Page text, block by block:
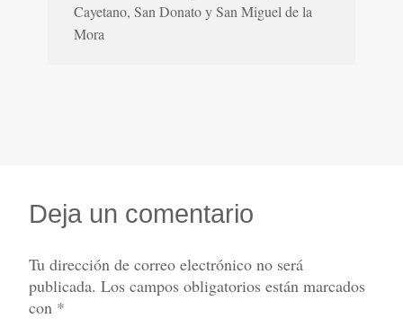
Cayetano, San Donato y San Miguel de la
Mora
Deja un comentario
Tu dirección de correo electrónico no será
publicada. Los campos obligatorios están marcados
con *